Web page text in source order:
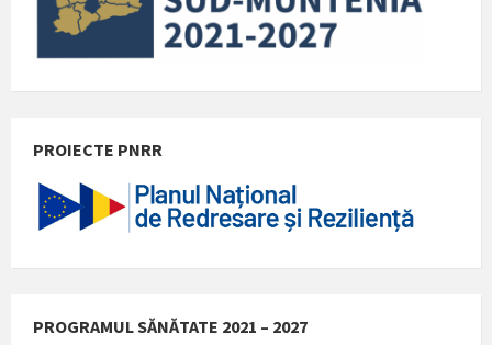
PROIECTE PNRR
PROGRAMUL SĂNĂTATE 2021 – 2027